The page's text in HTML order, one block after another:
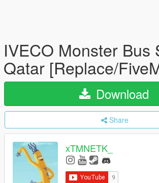
IVECO Monster Bus
Qatar [Replace/
Download
Share
xTMNETK_